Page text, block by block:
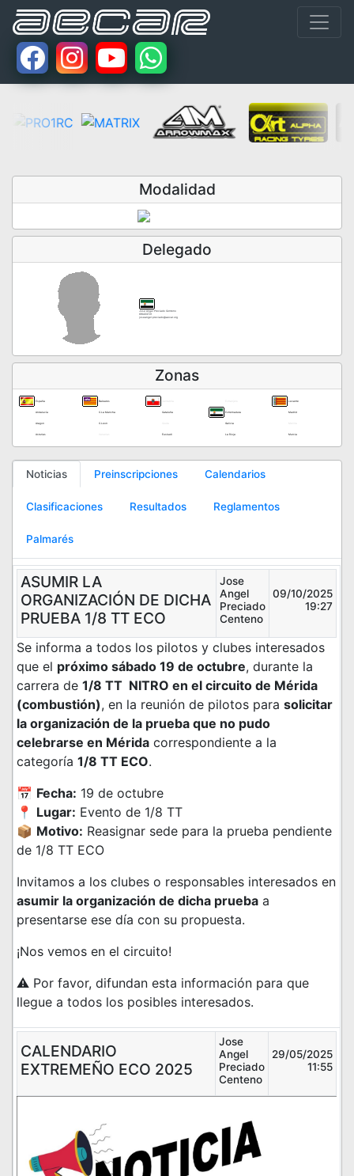
Modalidad
Delegado
Jose Angel Preciado Centeno
616433721
joseangel.preciado@aecar.org
Zonas
España Baleares Levante
Andalucía C.La Mancha Cataluña Extremadura Madrid
Aragon C.Leon Galicia
Asturias Euskadi La Rioja Murcia
Noticias Preinscripciones Calendarios
Clasificaciones Resultados Reglamentos
Palmarés
ASUMIR LA
ORGANIZACIÓN DE DICHA
PRUEBA 1/8 TT ECO
Jose
Angel
Preciado
Centeno
09/10/2025
19:27
Se informa a todos los pilotos y clubes interesados
que el próximo sábado 19 de octubre, durante la
carrera de1/8 TT NITRO en el circuito de Mérida
(combustión), en la reunión de pilotos parasolicitar
la organización de la prueba que no pudo
celebrarse en Mérida correspondiente a la
categoría1/8 TT ECO.
📅 Fecha: 19 de octubre
📍 Lugar: Evento de 1/8 TT
📦 Motivo: Reasignar sede para la prueba pendiente
de 1/8 TT ECO
Invitamos a los clubes o responsables interesados en
asumir la organización de dicha prueba a
presentarse ese día con su propuesta.
¡Nos vemos en el circuito!
⚠️ Por favor, difundan esta información para que
llegue a todos los posibles interesados.
CALENDARIO
EXTREMEÑO ECO 2025
Jose
Angel
Preciado
Centeno
29/05/2025
11:55